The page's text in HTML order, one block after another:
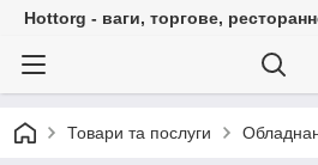
Hottorg - ваги, торгове,
Товари та послуги